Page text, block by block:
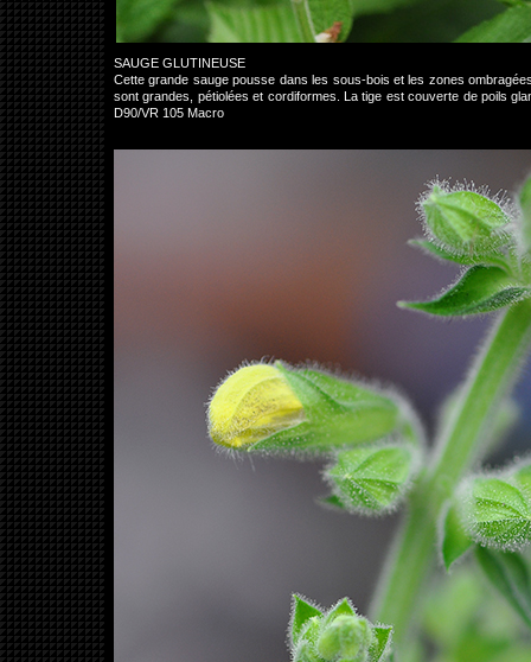
SAUGE GLUTINEUSE
Cette grande sauge pousse dans les sous-bois et les zones
sont grandes, pétiolées et cordiformes. La tige est couverte de poils
D90/VR 105 Macro